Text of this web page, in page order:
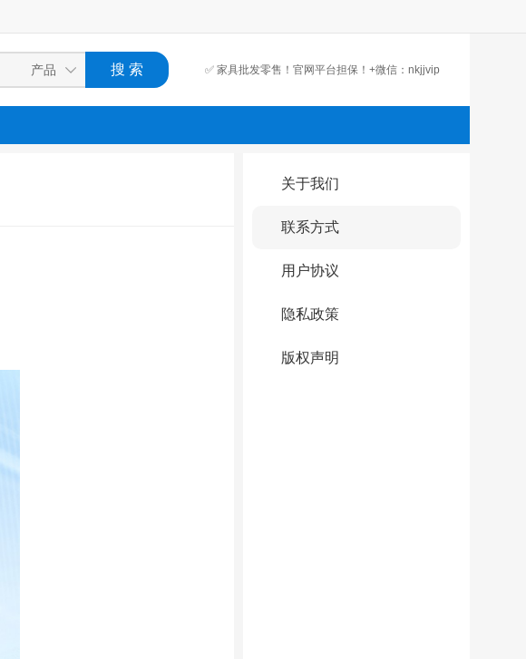
✅ 家具批发零售！官网平台担保！+微信：nkjjvip
关于我们
联系方式
用户协议
隐私政策
版权声明